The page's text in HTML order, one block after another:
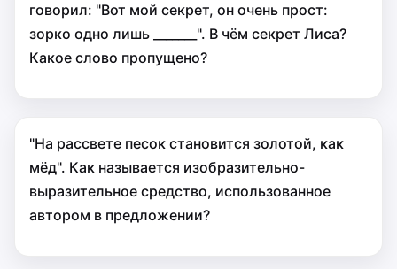
говорил: "Вот мой секрет, он очень прост:
зорко одно лишь _______". В чём секрет Лиса?
Какое слово пропущено?
"На рассвете песок становится золотой, как
мёд". Как называется изобразительно-
выразительное средство, использованное
автором в предложении?